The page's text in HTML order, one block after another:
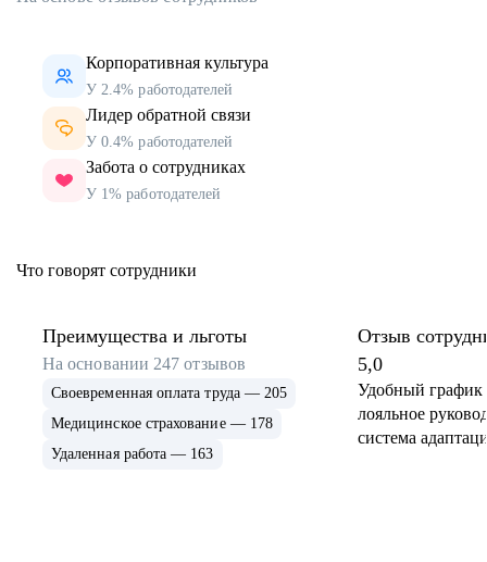
Корпоративная культура
У 2.4% работодателей
Лидер обратной связи
У 0.4% работодателей
Забота о сотрудниках
У 1% работодателей
Что говорят сотрудники
Преимущества и льготы
На основании 247 отзывов
Своевременная оплата труда — 205
Медицинское страхование — 178
Удаленная работа — 163
Отзыв
5,0
Удобный график
лояльное
система